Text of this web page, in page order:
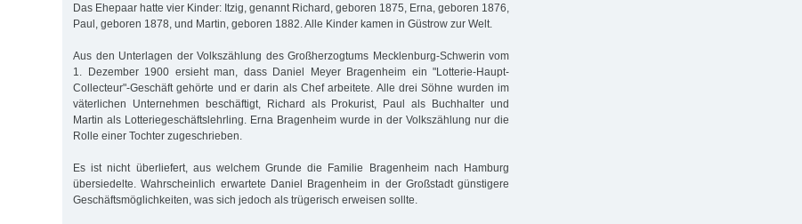
Das Ehepaar hatte vier Kinder: Itzig, genannt Richard, geboren 1875, Erna, geboren 1876,
Paul, geboren 1878, und Martin, geboren 1882. Alle Kinder kamen in Güstrow zur Welt.
Aus den Unterlagen der Volkszählung des Großherzogtums Mecklenburg-Schwerin vom
1. Dezember 1900 ersieht man, dass Daniel Meyer Bragenheim ein "Lotterie-Haupt-
Collecteur"-Geschäft gehörte und er darin als Chef arbeitete. Alle drei Söhne wurden im
väterlichen Unternehmen beschäftigt, Richard als Prokurist, Paul als Buchhalter und
Martin als Lotteriegeschäftslehrling. Erna Bragenheim wurde in der Volkszählung nur die
Rolle einer Tochter zugeschrieben.
Es ist nicht überliefert, aus welchem Grunde die Familie Bragenheim nach Hamburg
übersiedelte. Wahrscheinlich erwartete Daniel Bragenheim in der Großstadt günstigere
Geschäftsmöglichkeiten, was sich jedoch als trügerisch erweisen sollte.